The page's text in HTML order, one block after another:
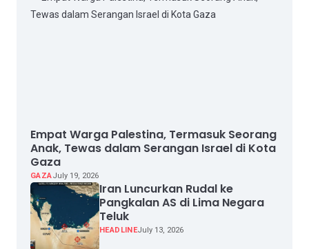
Empat Warga Palestina, Termasuk Seorang
Anak, Tewas dalam Serangan Israel di Kota
Gaza
GAZAJuly 19, 2026
Iran Luncurkan Rudal ke
Pangkalan AS di Lima Negara
Teluk
HEADLINEJuly 13, 2026